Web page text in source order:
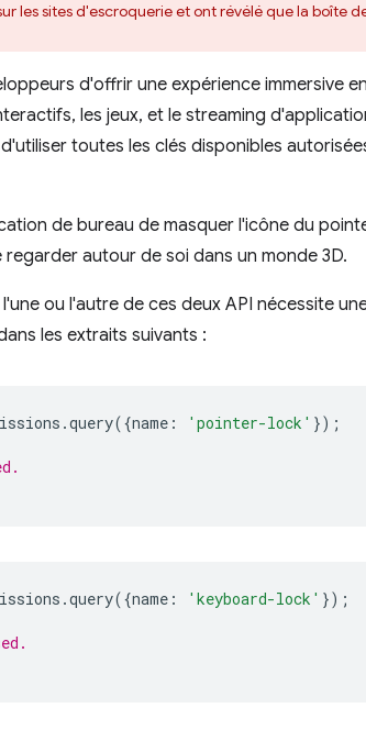
les sites d'escroquerie et ont révélé que la boîte
d'offrir une expérience immersive
les jeux, et le streaming
toutes les clés disponibles
de bureau de masquer l'icône du
autour de soi dans un monde 3D.
ou l'autre de ces deux API nécessite
les extraits suivants :
.query({name : 'pointer-lock' });
.query({name : 'keyboard-lock' });